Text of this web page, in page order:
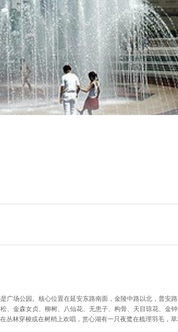
场公园。核心位置在延安东路南面，金陵中路以北，普安
金森女贞、柳树、八仙花、无患子、构骨、天目琼花、金
林穿梭或在树梢上欢唱，赏心湖有一只夜鹭在梳理羽毛，